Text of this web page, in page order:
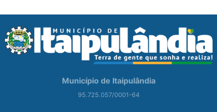
Município de Itaipulândia
95.725.057/0001-64